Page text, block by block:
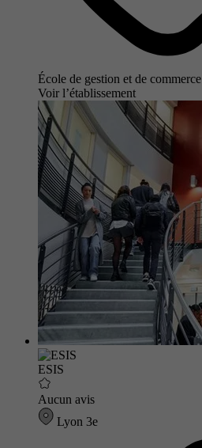
École de gestion et de commerce
Voir l’établissement
ESIS
Aucun avis
Lyon 3e